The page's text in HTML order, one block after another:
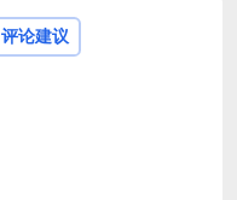
评论建议